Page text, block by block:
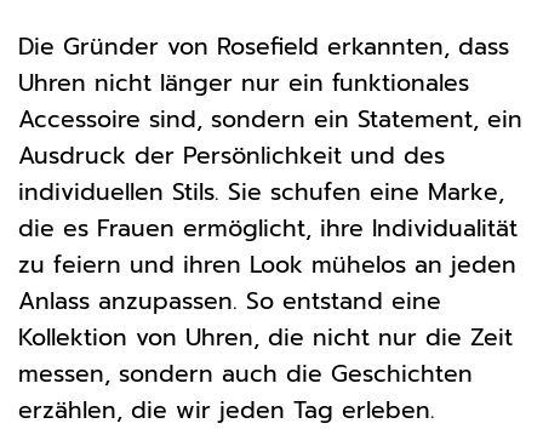
Die Gründer von Rosefield erkannten, dass
Uhren nicht länger nur ein funktionales
Accessoire sind, sondern ein Statement, ein
Ausdruck der Persönlichkeit und des
individuellen Stils. Sie schufen eine Marke,
die es Frauen ermöglicht, ihre Individualität
zu feiern und ihren Look mühelos an jeden
Anlass anzupassen. So entstand eine
Kollektion von Uhren, die nicht nur die Zeit
messen, sondern auch die Geschichten
erzählen, die wir jeden Tag erleben.